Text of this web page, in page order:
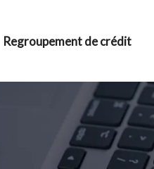
Regroupement de crédit